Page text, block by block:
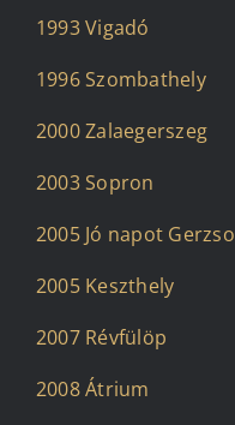
1993 Vigadó
1996 Szombathely
2000 Zalaegerszeg
2003 Sopron
2005 Jó napot
2005 Keszthely
2007 Révfülöp
2008 Átrium